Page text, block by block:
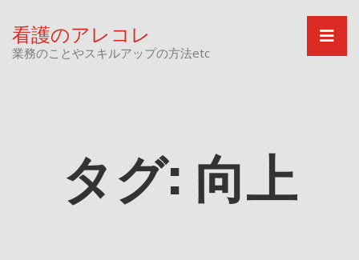
content
看護のアレコレ
業務のことやスキルアップの方法etc
タグ: 向上